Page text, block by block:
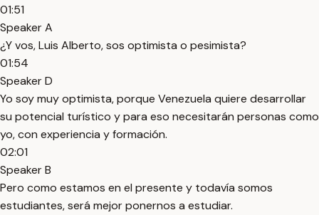
01:51
Speaker A
¿Y vos, Luis Alberto, sos optimista o pesimista?
01:54
Speaker D
Yo soy muy optimista, porque Venezuela quiere desarrollar
su potencial turístico y para eso necesitarán personas como
yo, con experiencia y formación.
02:01
Speaker B
Pero como estamos en el presente y todavía somos
estudiantes, será mejor ponernos a estudiar.